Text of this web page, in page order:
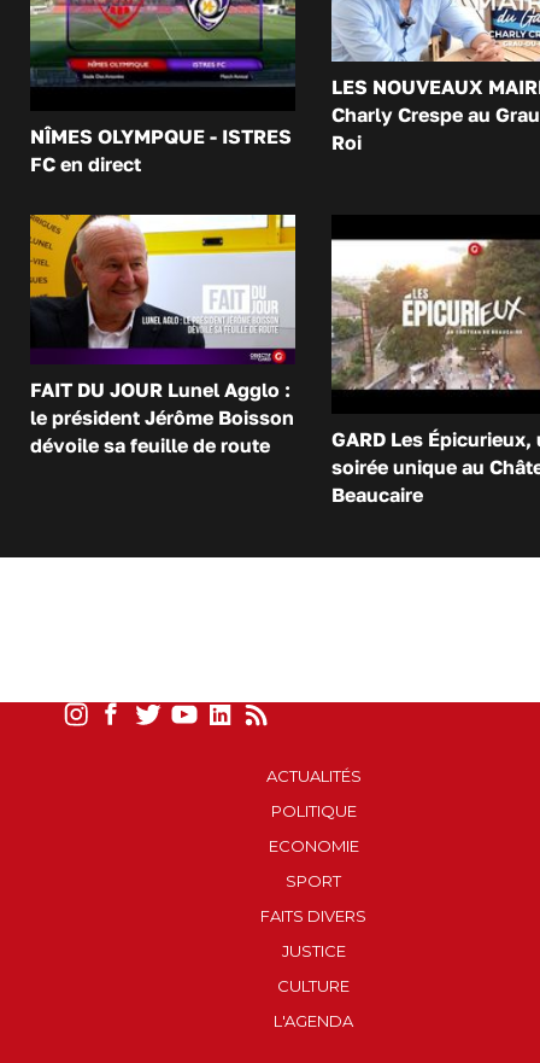
NÎMES OLYMPQUE - ISTRES
FC en direct
LES NOUVEAUX
Charly Crespe au
Roi
FAIT DU JOUR Lunel Agglo :
le président Jérôme Boisson
dévoile sa feuille de route
GARD Les Épicurieux,
soirée unique au
Beaucaire
ACTUALITÉS
POLITIQUE
ECONOMIE
SPORT
FAITS DIVERS
JUSTICE
CULTURE
L'AGENDA